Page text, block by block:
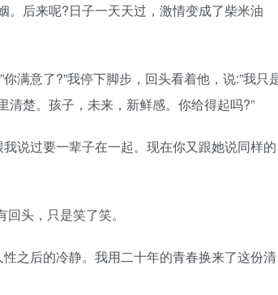
。后来呢?日子一天天过，激情变成了柴米油
意了?”我停下脚步，回头看着他，说:”我只
楚。孩子，未来，新鲜感。你给得起吗?”
说过要一辈子在一起。现在你又跟她说同样的
头，只是笑了笑。
之后的冷静。我用二十年的青春换来了这份清